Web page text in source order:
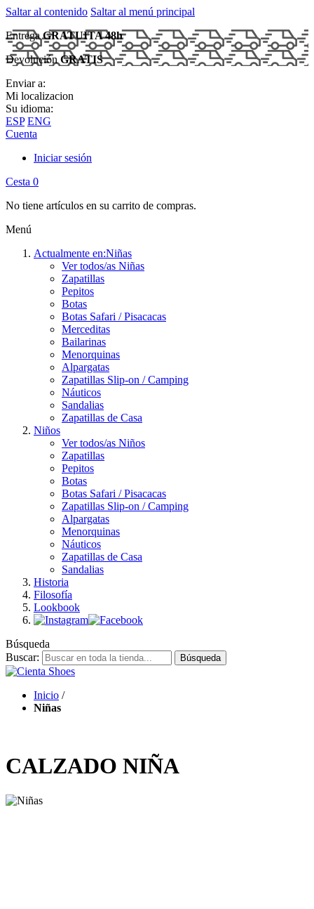
Saltar al contenido Saltar al menú principal
EntregaGRATUITA 48h
DevoluciónGRATIS
Enviar a:
Mi localizacion
Su idioma:
ESP ENG
Cuenta
Iniciar sesión
Cesta 0
No tiene artículos en su carrito de compras.
Menú
Actualmente en:Niñas
Ver todos/as Niñas
Zapatillas
Pepitos
Botas
Botas Safari / Pisacacas
Merceditas
Bailarinas
Menorquinas
Alpargatas
Zapatillas Slip-on / Camping
Náuticos
Sandalias
Zapatillas de Casa
Niños
Ver todos/as Niños
Zapatillas
Pepitos
Botas
Botas Safari / Pisacacas
Zapatillas Slip-on / Camping
Alpargatas
Menorquinas
Náuticos
Zapatillas de Casa
Sandalias
Historia
Filosofía
Lookbook
Búsqueda
Buscar:
Búsqueda
Inicio /
Niñas
CALZADO NIÑA